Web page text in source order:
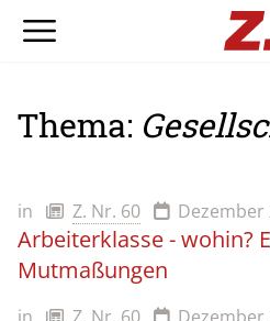
Thema:
in Z. Nr. 60 Dezember
Arbeiterklasse - wohin?
Mutmaßungen